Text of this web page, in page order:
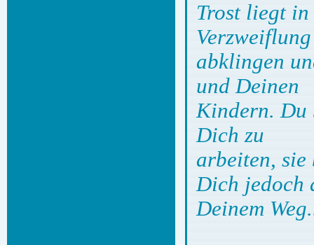
Trost liegt
Verzweiflung
abklingen
und Deinen
Kindern. Du
Dich zu
arbeiten, sie
Dich jedoch
Deinem